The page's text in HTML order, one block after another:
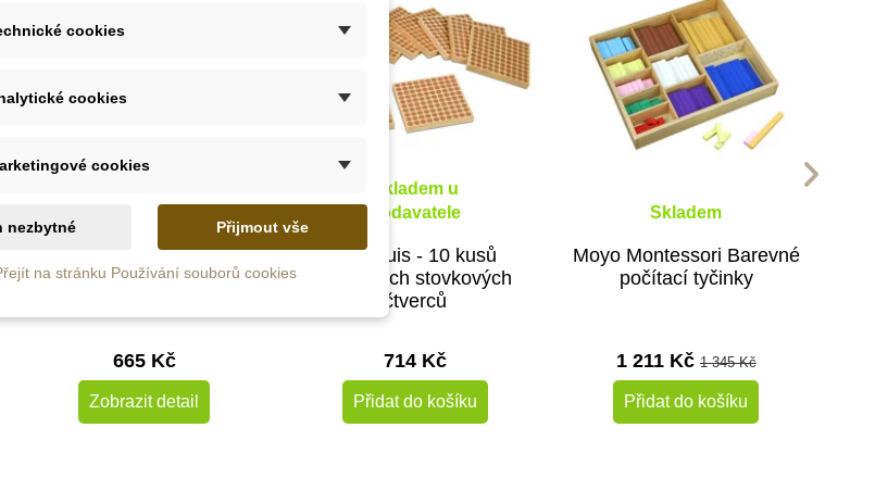
Na dotaz
Moyo Montessori Odčítací
proužková tabule
665 Kč
Zobrazit detail
Skladem u
dodavatele
Nienhuis - 10 kusů
dřevěných stovkových
čtverců
714 Kč
Přidat do košíku
Skladem
Moyo Montessori Barevné
počítací tyčinky
1 211 Kč1 345 Kč
Přidat do košíku
cookies
cookies
cookies
nezbytné Přijmout vše
na stránku Používání souborů cookies